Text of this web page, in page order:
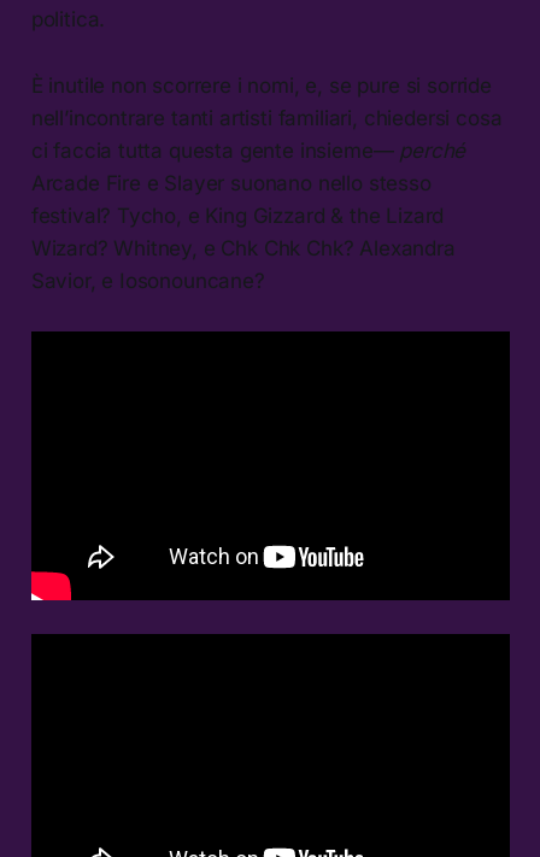
politica.
È inutile non scorrere i nomi, e, se pure si sorride
nell’incontrare tanti artisti familiari, chiedersi cosa
ci faccia tutta questa gente insieme— perché
Arcade Fire e Slayer suonano nello stesso
festival? Tycho, e King Gizzard & the Lizard
Wizard? Whitney, e Chk Chk Chk? Alexandra
Savior, e Iosonouncane?